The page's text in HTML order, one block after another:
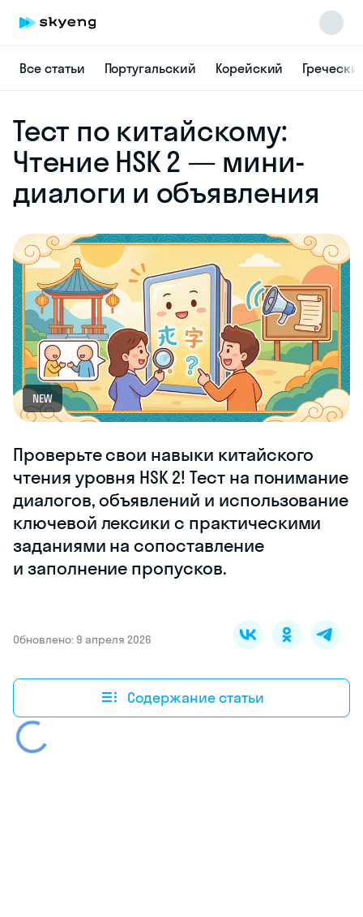
Все статьи Португальский Корейский
Тест по китайскому:
Чтение HSK 2 — мини-
диалоги и объявления
NEW
Проверьте свои навыки китайского
чтения уровня HSK 2! Тест на понимание
диалогов, объявлений и использование
ключевой лексики с практическими
заданиями на сопоставление
и заполнение пропусков.
Обновлено: 9 апреля 2026
Содержание статьи
online